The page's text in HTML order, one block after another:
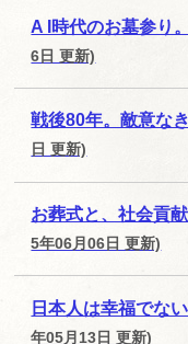
A I時代のお墓参り
6日 更新)
戦後80年。敵意な
日 更新)
お葬式と、社会貢
5年06月06日 更新)
日本人は幸福でな
年05月13日 更新)